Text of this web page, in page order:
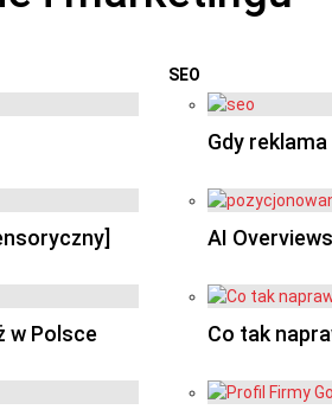
w Polsce
SEO
OSTATNIE
Gdy
AI
Co tak